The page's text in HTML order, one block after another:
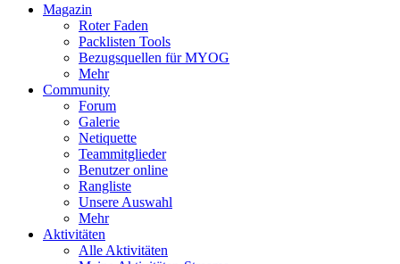
Magazin
Roter Faden
Packlisten Tools
Bezugsquellen für MYOG
Mehr
Community
Forum
Galerie
Netiquette
Teammitglieder
Benutzer online
Rangliste
Unsere Auswahl
Mehr
Aktivitäten
Alle Aktivitäten